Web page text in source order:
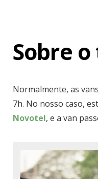
Sobre
Normalmente, as
7h. No nosso caso,
Novotel, e a van